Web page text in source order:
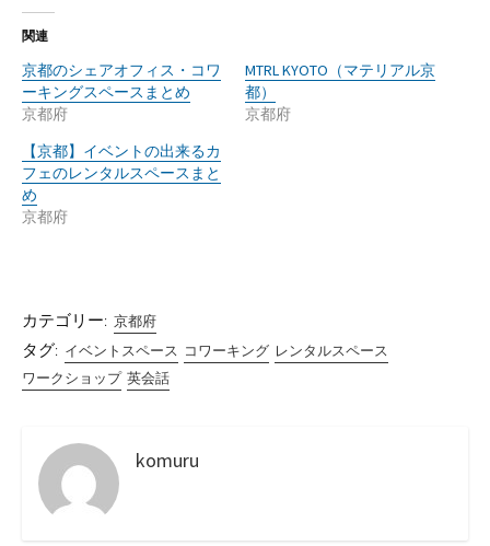
関連
京都のシェアオフィス・コワ
ーキングスペースまとめ
京都府
MTRL KYOTO（マテリアル京
都）
京都府
【京都】イベントの出来るカ
フェのレンタルスペースまと
め
京都府
カテゴリー: 京都府
タグ: イベントスペース コワーキング レンタルスペース
ワークショップ 英会話
komuru